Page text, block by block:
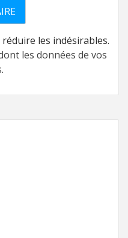
les indésirables.
les données de vos
.